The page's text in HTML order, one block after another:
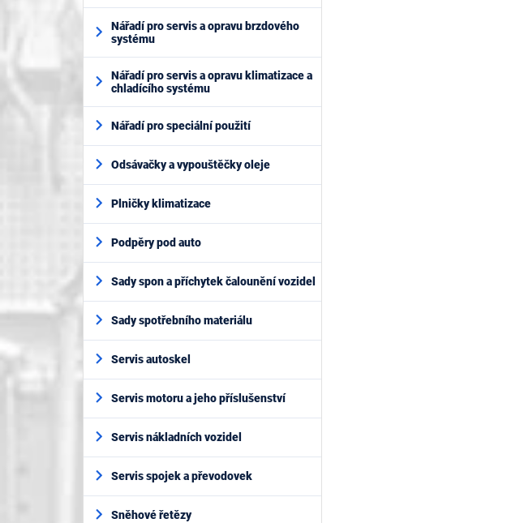
Nářadí pro servis a opravu brzdového
systému
Nářadí pro servis a opravu klimatizace a
chladícího systému
Nářadí pro speciální použití
Odsávačky a vypouštěčky oleje
Plničky klimatizace
Podpěry pod auto
Sady spon a příchytek čalounění vozidel
Sady spotřebního materiálu
Servis autoskel
Servis motoru a jeho příslušenství
Servis nákladních vozidel
Servis spojek a převodovek
Sněhové řetězy